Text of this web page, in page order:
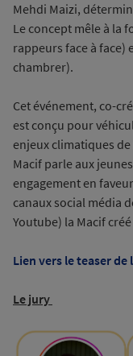
Mehdi Maizi,
Le concept mêle à la
rappeurs face à face)
chambrer).
Cet événement, co-
estconçu pour
enjeux climatiques
Macif parle aux
engagement en
canaux social média
Youtube) la Macif
Lien vers le teaser de
Le jury